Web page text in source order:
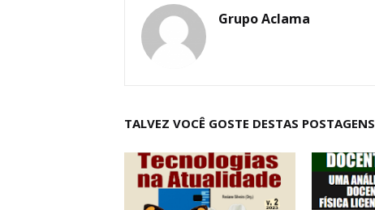
Grupo Aclama
TALVEZ VOCÊ GOSTE DESTAS POSTAGENS